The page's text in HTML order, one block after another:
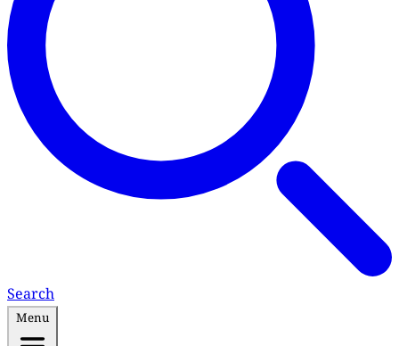
Search
Menu